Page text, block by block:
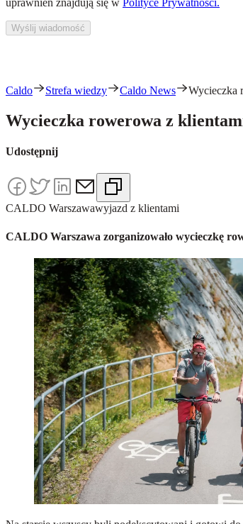
uprawnień znajdują się w Polityce Prywatności.
Wyślij wiadomość
Caldo Strefa wiedzy Caldo News Wycieczka
Wycieczka rowerowa z
Udostępnij
CALDO Warszawawyjazd z klientami
CALDO Warszawa zorganizowało wycieczkę